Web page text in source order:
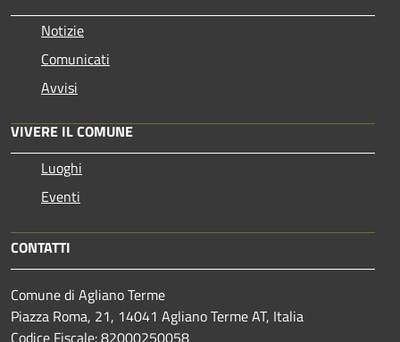
Notizie
Comunicati
Avvisi
VIVERE IL COMUNE
Luoghi
Eventi
CONTATTI
Comune di Agliano Terme
Piazza Roma, 21, 14041 Agliano Terme AT, Italia